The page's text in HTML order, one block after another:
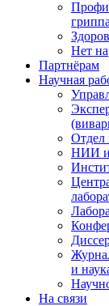
Нет
Партнёрам
Научная
Отдел
НИИ
и
На связи